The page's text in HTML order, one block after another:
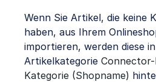
Wenn Sie Artikel, die keine
haben, aus Ihrem
importieren, werden diese
Artikelkategorie
Kategorie (Shopname)